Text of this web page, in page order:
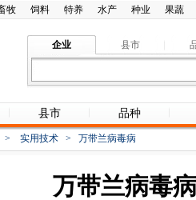
牧 饲料 特养 水产 种业 果蔬
企业 县市
县市 品种
> 实用技术 > 万带兰病毒病
万带兰病毒病